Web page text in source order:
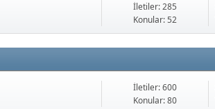
İletiler: 285
Konular: 52
İletiler: 600
Konular: 80